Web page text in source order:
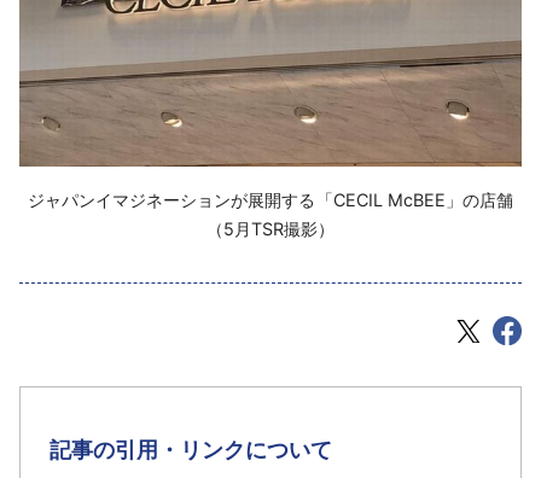
ジャパンイマジネーションが展開する「CECIL McBEE」の店舗
（5月TSR撮影）
記事の引用・リンクについて